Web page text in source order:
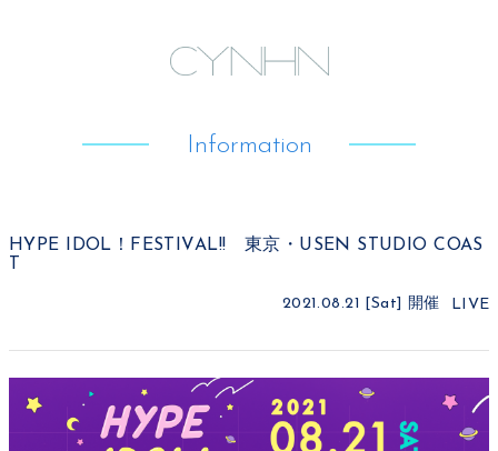
Information
HYPE IDOL！FESTIVAL!! 東京・USEN STUDIO COAS
2021.08.21 [Sat] 開催 LIVE